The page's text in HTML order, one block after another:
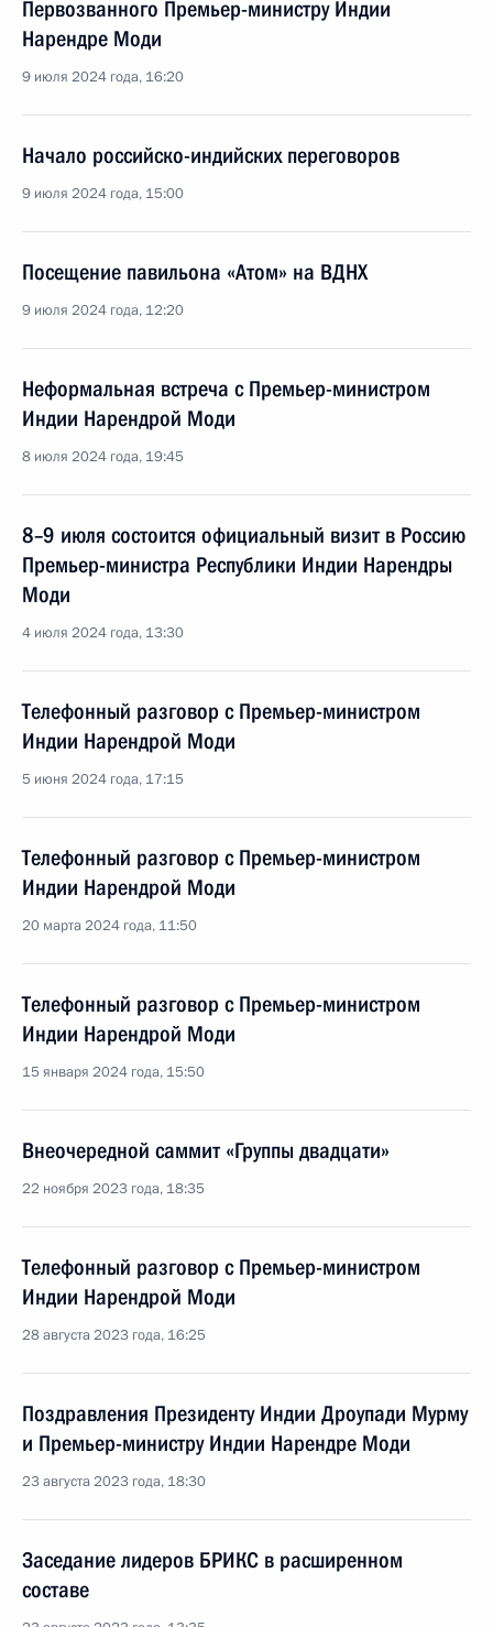
Первозванного Премьер-министру Индии
Нарендре Моди
9 июля 2024 года, 16:20
Начало российско-индийских переговоров
9 июля 2024 года, 15:00
Посещение павильона «Атом» на ВДНХ
9 июля 2024 года, 12:20
Неформальная встреча с Премьер-министром
Индии Нарендрой Моди
8 июля 2024 года, 19:45
8–9 июля состоится официальный визит в Россию
Премьер-министра Республики Индии Нарендры
Моди
4 июля 2024 года, 13:30
Телефонный разговор с Премьер-министром
Индии Нарендрой Моди
5 июня 2024 года, 17:15
Телефонный разговор с Премьер-министром
Индии Нарендрой Моди
20 марта 2024 года, 11:50
Телефонный разговор с Премьер-министром
Индии Нарендрой Моди
15 января 2024 года, 15:50
Внеочередной саммит «Группы двадцати»
22 ноября 2023 года, 18:35
Телефонный разговор с Премьер-министром
Индии Нарендрой Моди
28 августа 2023 года, 16:25
Поздравления Президенту Индии Дроупади Мурму
и Премьер-министру Индии Нарендре Моди
23 августа 2023 года, 18:30
Заседание лидеров БРИКС в расширенном
составе